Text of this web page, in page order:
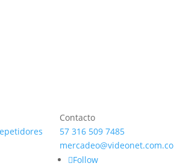
Contacto
57 316 509 7485
mercadeo@videonet.com.co
Follow